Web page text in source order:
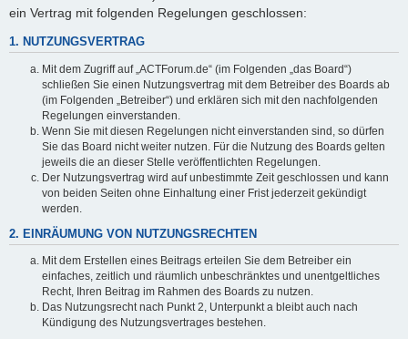
ein Vertrag mit folgenden Regelungen geschlossen:
1. NUTZUNGSVERTRAG
Mit dem Zugriff auf „ACTForum.de“ (im Folgenden „das Board“)
schließen Sie einen Nutzungsvertrag mit dem Betreiber des Boards ab
(im Folgenden „Betreiber“) und erklären sich mit den nachfolgenden
Regelungen einverstanden.
Wenn Sie mit diesen Regelungen nicht einverstanden sind, so dürfen
Sie das Board nicht weiter nutzen. Für die Nutzung des Boards gelten
jeweils die an dieser Stelle veröffentlichten Regelungen.
Der Nutzungsvertrag wird auf unbestimmte Zeit geschlossen und kann
von beiden Seiten ohne Einhaltung einer Frist jederzeit gekündigt
werden.
2. EINRÄUMUNG VON NUTZUNGSRECHTEN
Mit dem Erstellen eines Beitrags erteilen Sie dem Betreiber ein
einfaches, zeitlich und räumlich unbeschränktes und unentgeltliches
Recht, Ihren Beitrag im Rahmen des Boards zu nutzen.
Das Nutzungsrecht nach Punkt 2, Unterpunkt a bleibt auch nach
Kündigung des Nutzungsvertrages bestehen.